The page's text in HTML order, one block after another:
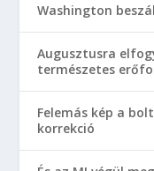
Washington
Augusztusra
természetes
Felemás kép a
korrekció